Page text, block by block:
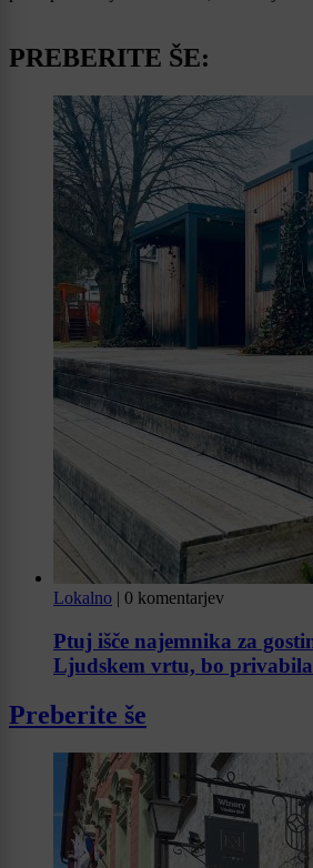
PREBERITE ŠE:
Lokalno | 0 komentarjev
Ptuj išče najemnika za
Ljudskem vrtu, bo
Preberite še